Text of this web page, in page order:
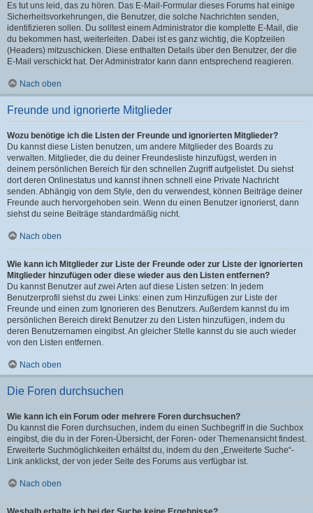
Es tut uns leid, das zu hören. Das E-Mail-Formular dieses Forums hat einige
Sicherheitsvorkehrungen, die Benutzer, die solche Nachrichten senden,
identifizieren sollen. Du solltest einem Administrator die komplette E-Mail, die
du bekommen hast, weiterleiten. Dabei ist es ganz wichtig, die Kopfzeilen
(Headers) mitzuschicken. Diese enthalten Details über den Benutzer, der die
E-Mail verschickt hat. Der Administrator kann dann entsprechend reagieren.
Nach oben
Freunde und ignorierte Mitglieder
Wozu benötige ich die Listen der Freunde und ignorierten Mitglieder?
Du kannst diese Listen benutzen, um andere Mitglieder des Boards zu
verwalten. Mitglieder, die du deiner Freundesliste hinzufügst, werden in
deinem persönlichen Bereich für den schnellen Zugriff aufgelistet. Du siehst
dort deren Onlinestatus und kannst ihnen schnell eine Private Nachricht
senden. Abhängig von dem Style, den du verwendest, können Beiträge deiner
Freunde auch hervorgehoben sein. Wenn du einen Benutzer ignorierst, dann
siehst du seine Beiträge standardmäßig nicht.
Nach oben
Wie kann ich Mitglieder zur Liste der Freunde oder zur Liste der ignorierten
Mitglieder hinzufügen oder diese wieder aus den Listen entfernen?
Du kannst Benutzer auf zwei Arten auf diese Listen setzen: In jedem
Benutzerprofil siehst du zwei Links: einen zum Hinzufügen zur Liste der
Freunde und einen zum Ignorieren des Benutzers. Außerdem kannst du im
persönlichen Bereich direkt Benutzer zu den Listen hinzufügen, indem du
deren Benutzernamen eingibst. An gleicher Stelle kannst du sie auch wieder
von den Listen entfernen.
Nach oben
Die Foren durchsuchen
Wie kann ich ein Forum oder mehrere Foren durchsuchen?
Du kannst die Foren durchsuchen, indem du einen Suchbegriff in die Suchbox
eingibst, die du in der Foren-Übersicht, der Foren- oder Themenansicht findest.
Erweiterte Suchmöglichkeiten erhältst du, indem du den „Erweiterte Suche“-
Link anklickst, der von jeder Seite des Forums aus verfügbar ist.
Nach oben